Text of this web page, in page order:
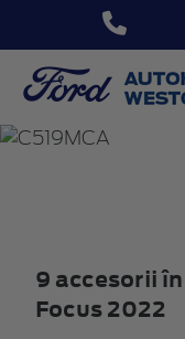
9 accesorii
Focus 2022